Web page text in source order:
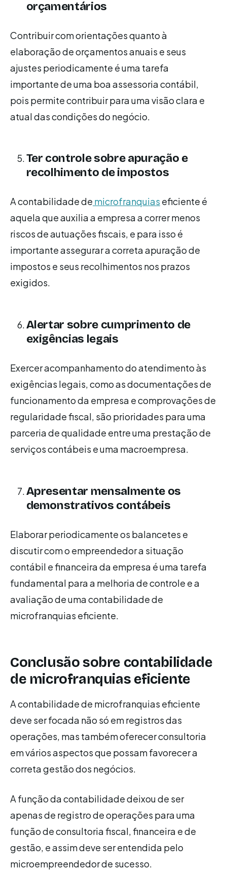
orçamentários
Contribuir com orientações quanto à
elaboração de orçamentos anuais e seus
ajustes periodicamente é uma tarefa
importante de uma boa assessoria contábil,
pois permite contribuir para uma visão clara e
atual das condições do negócio.
Ter controle sobre apuração e
recolhimento de impostos
A contabilidade de microfranquias eficiente é
aquela que auxilia a empresa a correr menos
riscos de autuações fiscais, e para isso é
importante assegurar a correta apuração de
impostos e seus recolhimentos nos prazos
exigidos.
Alertar sobre cumprimento de
exigências legais
Exercer acompanhamento do atendimento às
exigências legais, como as documentações de
funcionamento da empresa e comprovações de
regularidade fiscal, são prioridades para uma
parceria de qualidade entre uma prestação de
serviços contábeis e uma macroempresa.
Apresentar mensalmente os
demonstrativos contábeis
Elaborar periodicamente os balancetes e
discutir com o empreendedor a situação
contábil e financeira da empresa é uma tarefa
fundamental para a melhoria de controle e a
avaliação de uma contabilidade de
microfranquias eficiente.
Conclusão sobre contabilidade
de microfranquias eficiente
A contabilidade de microfranquias eficiente
deve ser focada não só em registros das
operações, mas também oferecer consultoria
em vários aspectos que possam favorecer a
correta gestão dos negócios.
A função da contabilidade deixou de ser
apenas de registro de operações para uma
função de consultoria fiscal, financeira e de
gestão, e assim deve ser entendida pelo
microempreendedor de sucesso.